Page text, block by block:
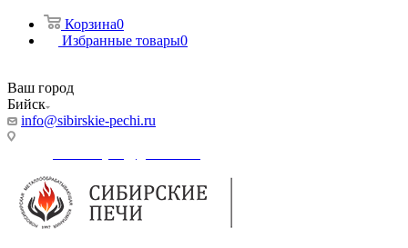
Корзина0
Избранные товары0
Ваш город
Бийск
info@sibirskie-pechi.ru